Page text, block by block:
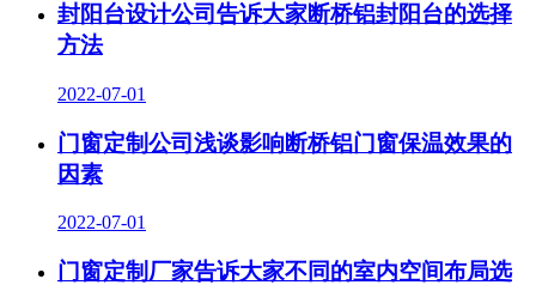
封阳台设计公司告诉大家断桥铝封阳台的选择
方法
2022-07-01
门窗定制公司浅谈影响断桥铝门窗保温效果的
因素
2022-07-01
门窗定制厂家告诉大家不同的室内空间布局选